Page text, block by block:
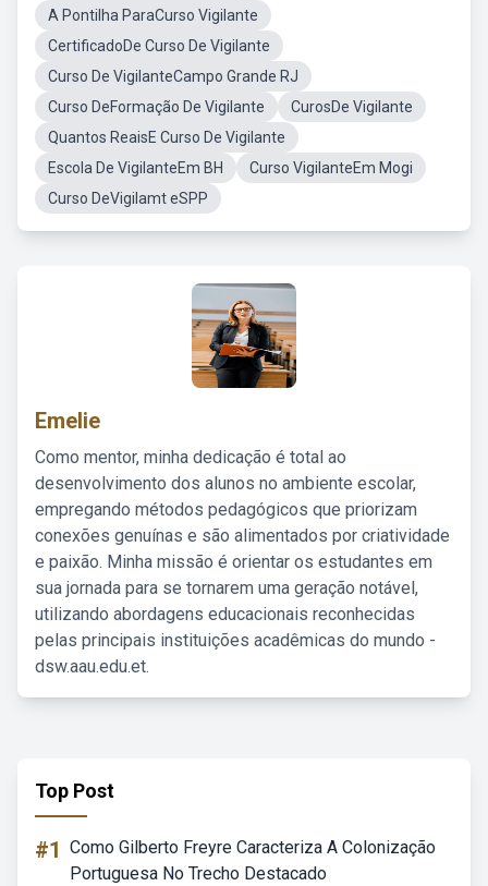
A Pontilha ParaCurso Vigilante
CertificadoDe Curso De Vigilante
Curso De VigilanteCampo Grande RJ
Curso DeFormação De Vigilante
CurosDe Vigilante
Quantos ReaisE Curso De Vigilante
Escola De VigilanteEm BH
Curso VigilanteEm Mogi
Curso DeVigilamt eSPP
Emelie
Como mentor, minha dedicação é total ao
desenvolvimento dos alunos no ambiente escolar,
empregando métodos pedagógicos que priorizam
conexões genuínas e são alimentados por criatividade
e paixão. Minha missão é orientar os estudantes em
sua jornada para se tornarem uma geração notável,
utilizando abordagens educacionais reconhecidas
pelas principais instituições acadêmicas do mundo -
dsw.aau.edu.et.
Top Post
#1 Como Gilberto Freyre Caracteriza A Colonização
Portuguesa No Trecho Destacado